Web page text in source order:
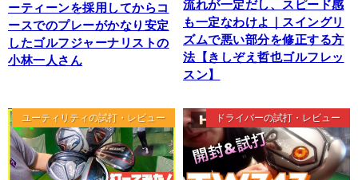
ーティーンを採用してからコ
ースでのプレーがかなり安定
したゴルフジャーナリストの
小林一人さん
流れが一定だし、スピード感
も一定なわけよ｜スイングリ
ズムで悪い部分を修正する方
法【きしぞえ哲也ゴルフレッ
スン】
ユーティリティの試打・レビュー ドライバーの試打・レビュー